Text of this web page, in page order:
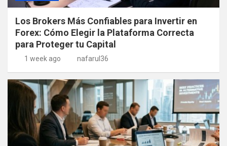
Los Brokers Más Confiables para Invertir en
Forex: Cómo Elegir la Plataforma Correcta
para Proteger tu Capital
1 week ago nafarul36